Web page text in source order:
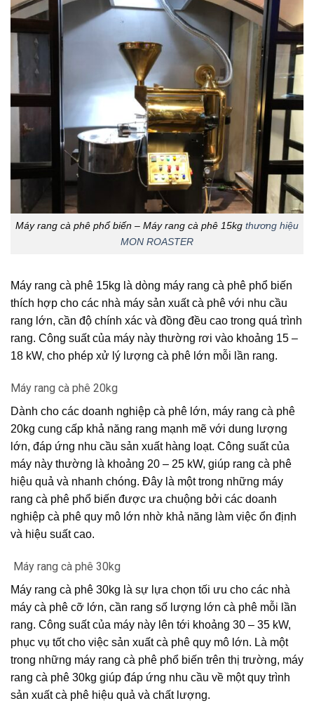
Máy rang cà phê phổ biến – Máy rang cà phê 15kg thương hiệu
MON ROASTER
Máy rang cà phê 15kg là dòng máy rang cà phê phổ biến
thích hợp cho các nhà máy sản xuất cà phê với nhu cầu
rang lớn, cần độ chính xác và đồng đều cao trong quá trình
rang. Công suất của máy này thường rơi vào khoảng 15 –
18 kW, cho phép xử lý lượng cà phê lớn mỗi lần rang.
Máy rang cà phê 20kg
Dành cho các doanh nghiệp cà phê lớn, máy rang cà phê
20kg cung cấp khả năng rang mạnh mẽ với dung lượng
lớn, đáp ứng nhu cầu sản xuất hàng loạt. Công suất của
máy này thường là khoảng 20 – 25 kW, giúp rang cà phê
hiệu quả và nhanh chóng. Đây là một trong những máy
rang cà phê phổ biến được ưa chuộng bởi các doanh
nghiệp cà phê quy mô lớn nhờ khả năng làm việc ổn định
và hiệu suất cao.
Máy rang cà phê 30kg
Máy rang cà phê 30kg là sự lựa chọn tối ưu cho các nhà
máy cà phê cỡ lớn, cần rang số lượng lớn cà phê mỗi lần
rang. Công suất của máy này lên tới khoảng 30 – 35 kW,
phục vụ tốt cho việc sản xuất cà phê quy mô lớn. Là một
trong những máy rang cà phê phổ biến trên thị trường, máy
rang cà phê 30kg giúp đáp ứng nhu cầu về một quy trình
sản xuất cà phê hiệu quả và chất lượng.